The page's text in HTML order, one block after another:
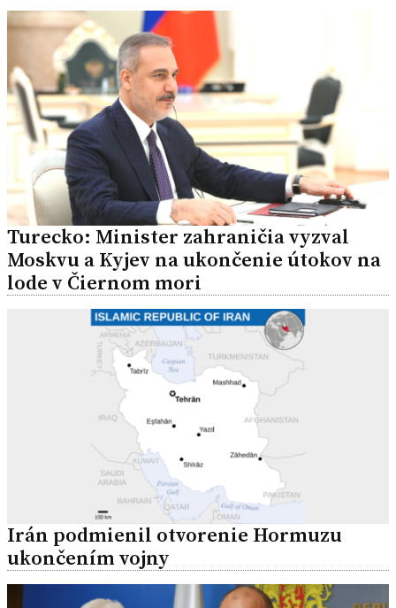
Turecko: Minister zahraničia vyzval
Moskvu a Kyjev na ukončenie útokov na
lode v Čiernom mori
Irán podmienil otvorenie Hormuzu
ukončením vojny